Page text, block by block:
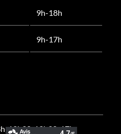
9h-18h
9h-17h
12h30, 13h30-17h